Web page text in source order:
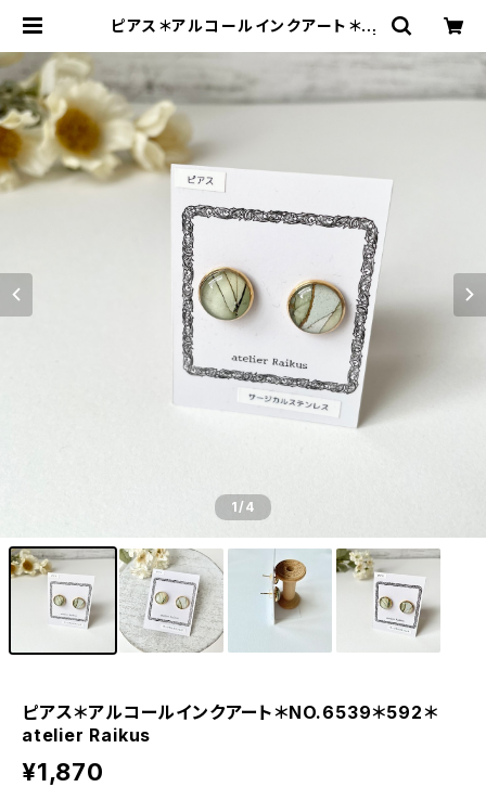
ピアス＊アルコールインクアート＊N
1/4
ピアス＊アルコールインクアート＊NO.6539＊592＊
atelier Raikus
¥1,870